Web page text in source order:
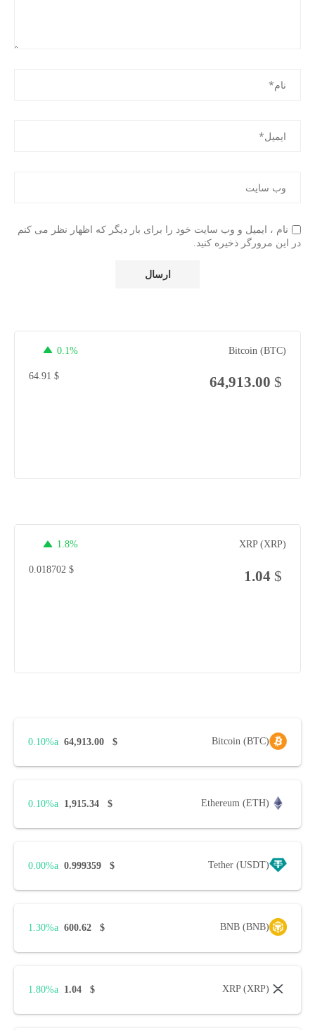
نام ، ایمیل و وب سایت خود را برای بار دیگر که اظهار نظر می کنم
در این مرورگر ذخیره کنید.
Bitcoin (BTC)
0.1%
$
64,913.00
$
64.91
XRP (XRP)
1.8%
$
1.04
$
0.018702
Bitcoin (BTC)
$
64,913.00
0.10%
Ethereum (ETH)
$
1,915.34
0.10%
Tether (USDT)
$
0.999359
0.00%
BNB (BNB)
$
600.62
1.30%
XRP (XRP)
$
1.04
1.80%